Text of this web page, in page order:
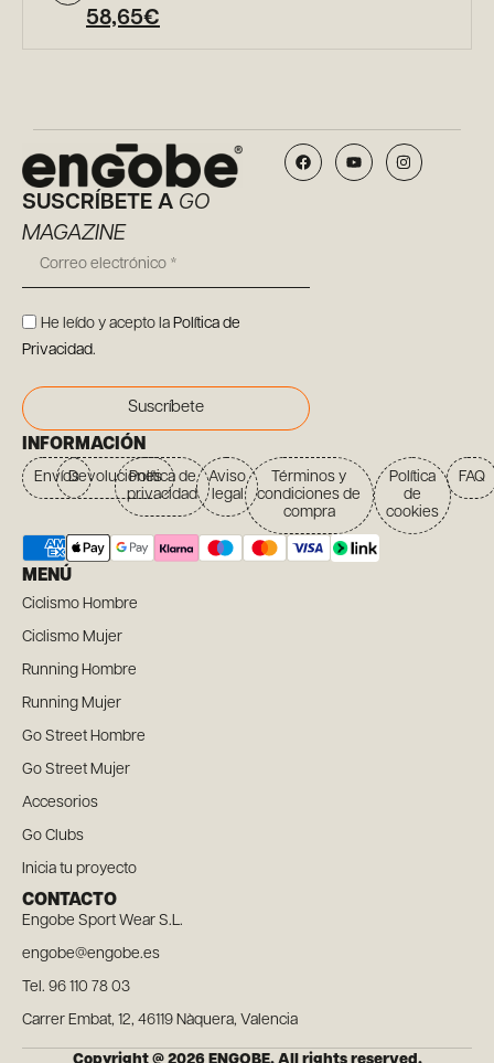
58,65€
SUSCRÍBETE A GO
MAGAZINE
He leído y acepto la Política de
Privacidad.
Suscríbete
INFORMACIÓN
EnvíosDevolucionesPolítica de
privacidad
Aviso
legal
Términos y
condiciones de
compra
Política
de
cookies
FAQ
MENÚ
Ciclismo Hombre
Ciclismo Mujer
Running Hombre
Running Mujer
Go Street Hombre
Go Street Mujer
Accesorios
Go Clubs
Inicia tu proyecto
CONTACTO
Engobe Sport Wear S.L.
engobe@engobe.es
Tel. 96 110 78 03
Carrer Embat, 12, 46119 Nàquera, Valencia